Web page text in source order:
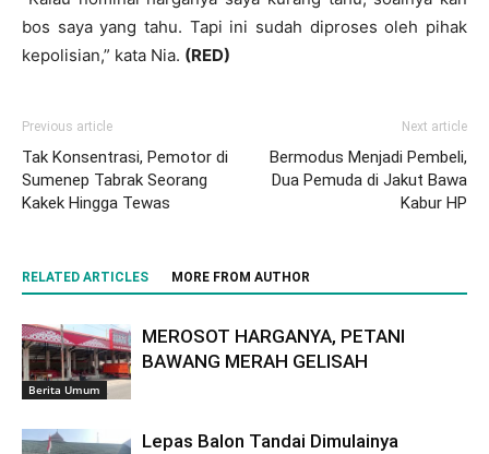
bos saya yang tahu. Tapi ini sudah diproses oleh pihak
kepolisian,” kata Nia. (RED)
Previous article
Tak Konsentrasi, Pemotor di
Sumenep Tabrak Seorang
Kakek Hingga Tewas
Next article
Bermodus Menjadi Pembeli,
Dua Pemuda di Jakut Bawa
Kabur HP
RELATED ARTICLES MORE FROM AUTHOR
Berita Umum
MEROSOT HARGANYA, PETANI
BAWANG MERAH GELISAH
Lepas Balon Tandai Dimulainya